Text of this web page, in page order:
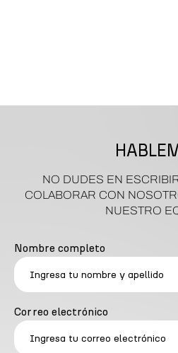
NO DUDES EN
COLABORAR CON
NUESTRO
Nombre completo
Correo electrónico